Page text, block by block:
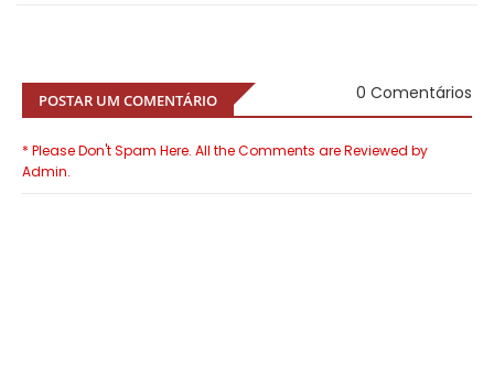
POSTAR UM COMENTÁRIO 0 Comentários
* Please Don't Spam Here. All the Comments are Reviewed by
Admin.